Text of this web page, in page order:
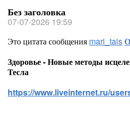
Без заголовка
07-07-2026 19:59
Это цитата сообщения mari_tais
Здоровье - Новые методы
Тесла
https://www.liveinternet.ru/